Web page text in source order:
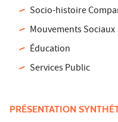
Socio-histoire
Mouvements Sociaux
Éducation
Services Public
PRÉSENTATION